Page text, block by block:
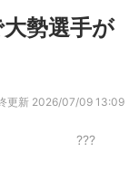
大勢選手が
更新 2026/07/09 13:09
???